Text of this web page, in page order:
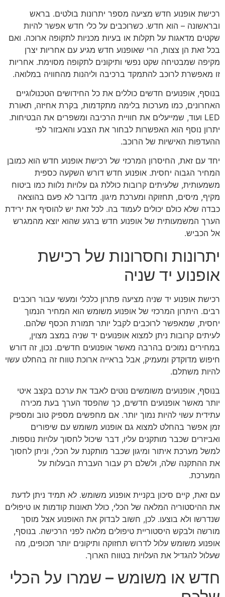
רכישת אופנוע חדש מציעה מספר יתרונות בולטים. בראש
ובראשונה – הוא חדש. כשרוכבים על כלי חדש אפשר להיות
שקטים מדאגות על תקלות או בעיות מכניות לתקופה ארוכה. ואם
בכל זאת הן צצות, הרי שאופנוע חדש מגיע עם אחריות יצרן
מקיפה שמבטיחה שקט נפשי ותיקונים לתקופה מסוימת. אחריות
זו מאפשרת לרוכב להתמקד ברכיבה וליהנות מהחוויה במלואה.
בנוסף, אופנועים חדשים כוללים את כל החידושים הטכנולוגיים
האחרונים, כמו מערכות בלימה מתקדמות, בקרת אחיזה, תאורת
LED ועוד, שמייעלים את חוויית הרכיבה ומשפרים את הבטיחות.
יתרון נוסף הוא האפשרות לבחור את הצבע והאבזור לפי
ההעדפות האישיות של הרוכב.
יחד עם זאת, החיסרון המרכזי של רכישת אופנוע חדש הוא כמובן
המחיר הגבוה יחסית. אופנוע חדש דורש השקעה כספית
משמעותית, שלעיתים קרובות כוללת גם עלויות נלוות כמו ביטוח
מקיף, מיסים, תחזוקה ומערכת מיגון. מדובר לא פעם בהוצאה
כבדה שלא כולם יכולים לעמוד בה. לכל זאת יש להוסיף את ירידת
הערך המשמעותית של אופנוע חדש ברגע שהוא יוצא מהמגרש
אל הכביש.
יתרונות וחסרונות של רכישת
אופנוע יד שניה
רכישת אופנוע יד שניה מציעה פתרון כלכלי ומעשי עבור רוכבים
רבים. היתרון המרכזי של אופנוע משומש הוא המחיר הנמוך
יחסית, שמאפשר לרוכבים לקבל יותר תמורת הכסף שלהם.
לעיתים קרובות ניתן למצוא אופנועים יד שניה במצב מצוין,
במחירים נמוכים בהרבה מאשר אופנועים חדשים. נכון, זה דורש
חיפוש מדוקדק ומעמיק, אבל בראייה ארוכת טווח זה בהחלט עשוי
להיות משתלם.
בנוסף, אופנועים משומשים נוטים לאבד את ערכם בקצב איטי
יותר מאשר אופנועים חדשים, כך שהפסד הערך בעת מכירה
עתידית עשוי להיות נמוך יותר. אם מחפשים מספיק טוב ומספיק
זמן אפשר בהחלט למצוא גם אופנוע משומש עם שיפורים
ואביזרים שכבר מותקנים עליו, דבר שיכול לחסוך עלויות נוספות.
למשל מערכת איתור ומיגון שכבר מותקנת על הכלי, וניתן לחסוך
את ההתקנה שלה, ולשלם רק עבור העברת הבעלות על
המערכת.
עם זאת, קיים סיכון בקניית אופנוע משומש. לא תמיד ניתן לדעת
את ההיסטוריה המלאה של הכלי, כולל תאונות קודמות או טיפולים
שנדרשו ולא בוצעו. לכן, חשוב לבדוק את האופנוע אצל מוסך
מורשה ולבקש היסטוריית טיפולים מלאה לפני הרכישה. בנוסף,
אופנוע משומש עלול לדרוש תחזוקה ותיקונים יותר תכופים, מה
שעלול להגדיל את העלויות בטווח הארוך.
חדש או משומש – שמרו על הכלי